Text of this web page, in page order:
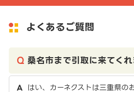
よくあるご質問
桑名市まで引取に来てくれ
はい、カーネクストは三重県の